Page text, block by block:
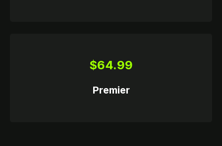
$64.99
Premier